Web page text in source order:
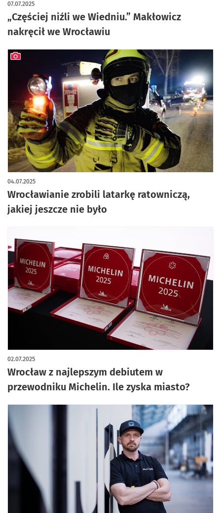
„Częściej niźli we Wiedniu.” Makłowicz
nakręcił we Wrocławiu
07.07.2025
Wrocławianie zrobili latarkę ratowniczą,
jakiej jeszcze nie było
04.07.2025
artykuł z galerią zdjęć
Wrocław z najlepszym debiutem w
przewodniku Michelin. Ile zyska miasto?
02.07.2025